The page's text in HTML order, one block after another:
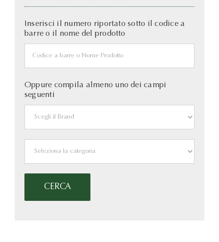
Inserisci il numero riportato sotto il codice a
barre o il nome del prodotto
Oppure compila almeno uno dei campi
seguenti